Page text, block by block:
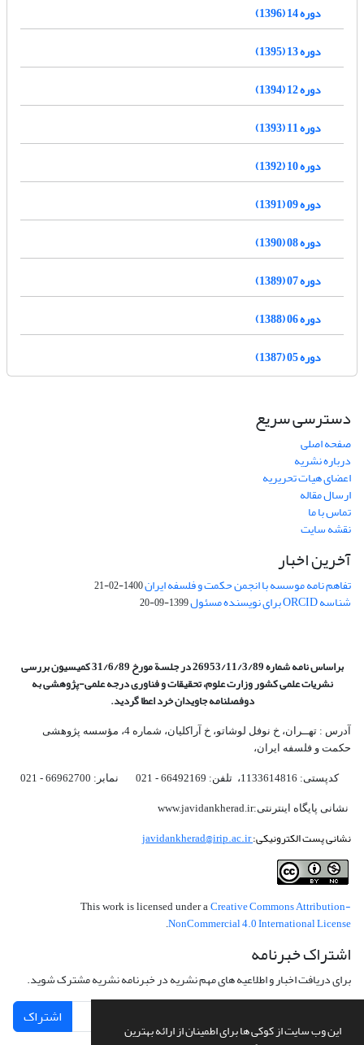
این وب سایت از کوکی ها برای اطمینان از ارائه بهترین
دوره 14 (1396)
دوره 13 (1395)
دوره 12 (1394)
دوره 11 (1393)
دوره 10 (1392)
دوره 09 (1391)
دوره 08 (1390)
دوره 07 (1389)
دوره 06 (1388)
دوره 05 (1387)
دسترسی سریع
صفحه اصلی
درباره نشریه
اعضای هیات تحریریه
ارسال مقاله
تماس با ما
نقشه سایت
آخرین اخبار
تفاهم نامه موسسه با انجمن حکمت و فلسفه ایران1400-02-21
شناسه ORCID برای نویسنده مسئول 1399-09-20
براساس نامه شماره 26953/11/3/89 در جلسة مورخ 31/6/89 کمیسیون
بررسی
نشریات علمی کشور وزارت علوم، تحقیقات و فناوری درجه علمی‌-پژوهشیبه
دوفصلنامه جاویدان خرد اعطا گردید.
آدرس : تهــران، خ نوفل لوشاتو، خ آراکلیان، شماره 4،‌ مؤسسه پژوهشی
حکمت و فلسفه ایران،‌
کدپستی: 1133614816، تلفن: 66492169 - 021 نمابر: 66962700 - 021
نشانی پایگاه اینترنتی:www.javidankherad.ir
نشانی پست الکترونیکی:javidankherad@irip.ac.ir
This work is licensed under a Creative Commons Attribution-
NonCommercial 4.0 International License
اشتراک خبرنامه
برای دریافت اخبار و اطلاعیه های مهم نشریه در خبرنامه نشریه مشترک شوید.
اشتراک